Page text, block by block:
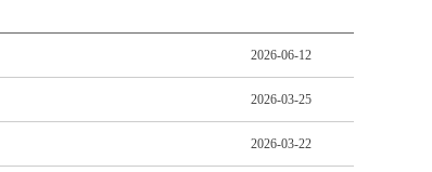
2026-06-12
2026-03-25
2026-03-22